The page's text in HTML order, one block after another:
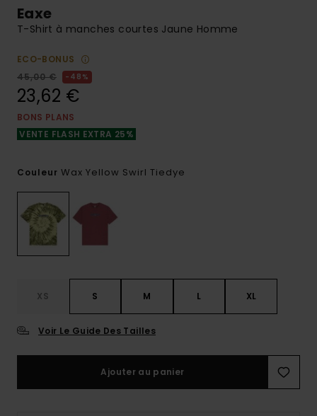
Eaxe
T-Shirt à manches courtes Jaune Homme
ECO-BONUS
45,00 €
48%
23,62 €
BONS PLANS
VENTE FLASH EXTRA 25%
Couleur Wax Yellow Swirl Tiedye
XS S M L XL
Voir Le Guide Des Tailles
Ajouter au panier